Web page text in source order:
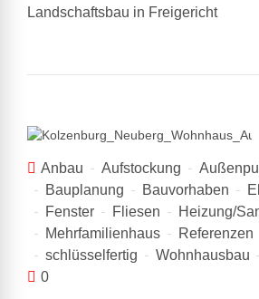
Landschaftsbau in Freigericht
Anbau Aufstockung
Bauplanung
Bauvorhaben
Fenster
Fliesen Heizung/
Mehrfamilienhaus
Referenzen
schlüsselfertig
Wohnhausbau
0